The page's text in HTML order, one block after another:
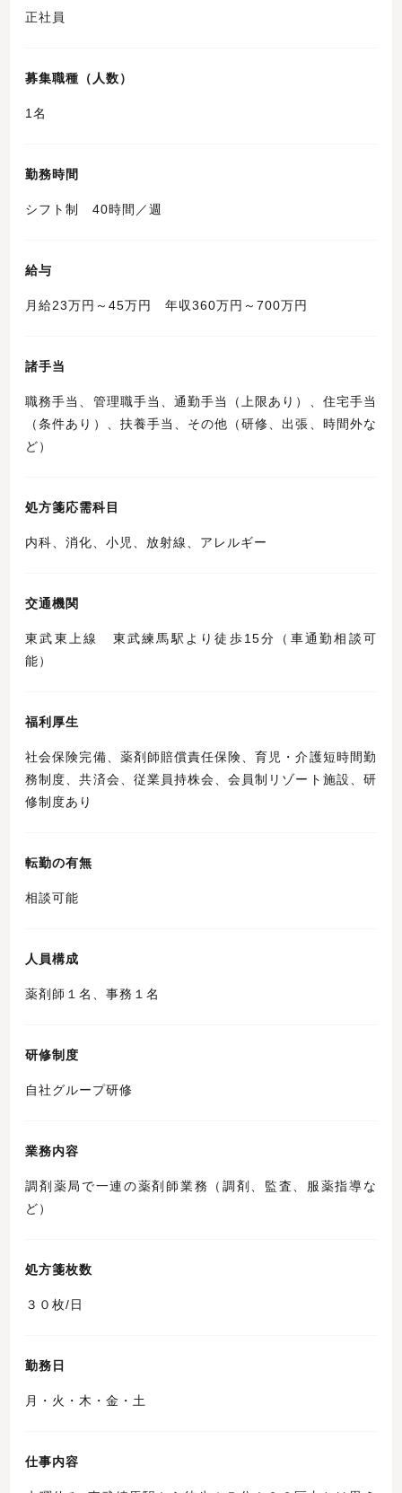
正社員
募集職種（人数）
1名
勤務時間
シフト制 40時間／週
給与
月給23万円～45万円 年収360万円～700万円
諸手当
職務手当、管理職手当、通勤手当（上限あり）、住宅手当
（条件あり）、扶養手当、その他（研修、出張、時間外な
ど）
処方箋応需科目
内科、消化、小児、放射線、アレルギー
交通機関
東武東上線 東武練馬駅より徒歩15分（車通勤相談可
能）
福利厚生
社会保険完備、薬剤師賠償責任保険、育児・介護短時間勤
務制度、共済会、従業員持株会、会員制リゾート施設、研
修制度あり
転勤の有無
相談可能
人員構成
薬剤師１名、事務１名
研修制度
自社グループ研修
業務内容
調剤薬局で一連の薬剤師業務（調剤、監査、服薬指導な
ど）
処方箋枚数
３０枚/日
勤務日
月・火・木・金・土
仕事内容